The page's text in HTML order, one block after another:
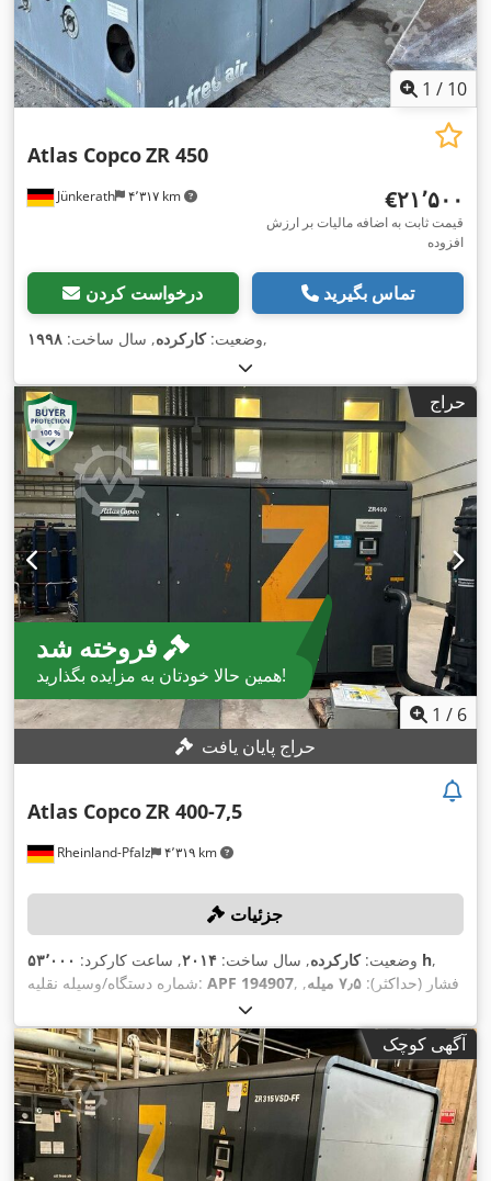
1 / 10
Jünkerath ۴٬۳۱۷ km
Atlas CopcoZR 450
‎€۲۱٬۵۰۰
قیمت ثابت به اضافه مالیات بر ارزش
افزوده
درخواست کردن تماس بگیرید
وضعیت:کارکرده, سال ساخت: ۱۹۹۸ ,
حراج
همین حالا خودتان به مزایده بگذارید!
1 / 6
حراج پایان یافت
Rheinland-Pfalz ۴٬۳۱۹ km
Atlas CopcoZR 400-7,5
جزئیات
وضعیت:کارکرده, سال ساخت: ۲۰۱۴, ساعت کارکرد: ۵۳٬۰۰۰ h,
شماره دستگاه/وسیله نقلیه: APF 194907 , فشار (حداکثر): ۷٫۵ میله
,
حداکثر سرعت چرخش:
آگهی کوچک